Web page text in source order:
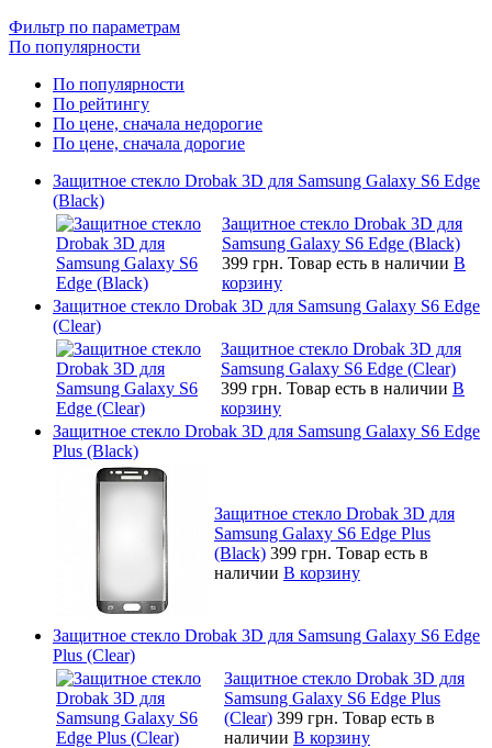
Фильтр по параметрам
По популярности
По популярности
По рейтингу
По цене, сначала недорогие
По цене, сначала дорогие
Защитное стекло Drobak 3D для Samsung Galaxy S6 Edge
(Black)
Защитное стекло Drobak 3D для
Samsung Galaxy S6 Edge (Black)
399 грн. Товар есть в наличии В
корзину
Защитное стекло Drobak 3D для Samsung Galaxy S6 Edge
(Clear)
Защитное стекло Drobak 3D для
Samsung Galaxy S6 Edge (Clear)
399 грн. Товар есть в наличии В
корзину
Защитное стекло Drobak 3D для Samsung Galaxy S6 Edge
Plus (Black)
Защитное стекло Drobak 3D для
Samsung Galaxy S6 Edge Plus
(Black) 399 грн. Товар есть в
наличии В корзину
Защитное стекло Drobak 3D для Samsung Galaxy S6 Edge
Plus (Clear)
Защитное стекло Drobak 3D для
Samsung Galaxy S6 Edge Plus
(Clear) 399 грн. Товар есть в
наличии В корзину